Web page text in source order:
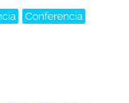
Conferencia